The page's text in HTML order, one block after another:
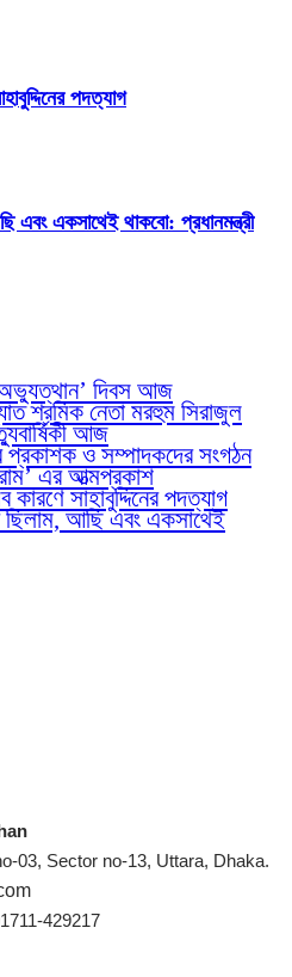
পদত্যাগ
এবং একসাথেই থাকবো: প্রধানমন্ত্রী
দিবস আজ
শ্রমিক নেতা মরহুম সিরাজুল
আজ
প্রকাশক ও সম্পাদকদের সংগঠন
এর আত্মপ্রকাশ
কারণে সাহাবুদ্দিনের পদত্যাগ
আছি এবং একসাথেই
03, Sector no-13, Uttara, Dhaka.
429217